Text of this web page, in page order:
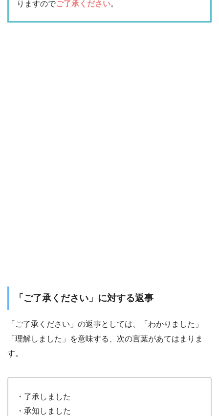
りますのでご了承ください。
「ご了承ください」に対する返事
「ご了承ください」の返事としては、「わかりました」
「理解しました」を意味する、次の言葉があてはまりま
す。
・了承しました
・承知しました